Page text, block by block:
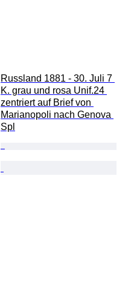
Russland 1881 - 30. Juli 7
K. grau und rosa Unif.24
zentriert auf Brief von
Marianopoli nach Genova
Spl